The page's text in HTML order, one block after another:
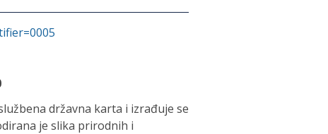
državna karta i izrađuje se
je slika prirodnih i